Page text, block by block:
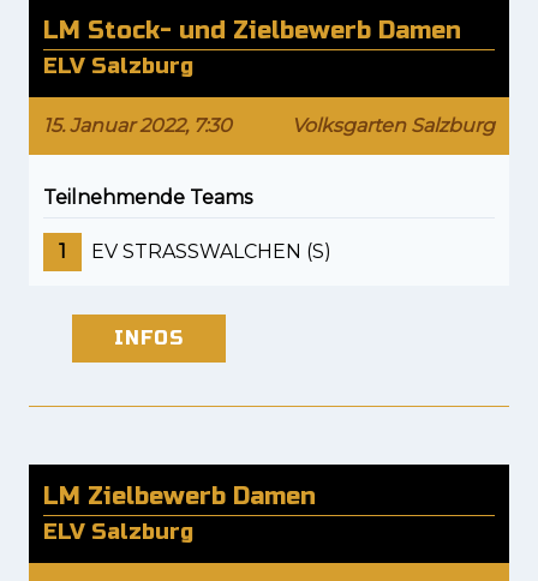
LM Stock- und Zielbewerb Damen
ELV Salzburg
15. Januar 2022, 7:30 Volksgarten Salzburg
Teilnehmende Teams
1 EV STRASSWALCHEN (S)
INFOS
LM Zielbewerb Damen
ELV Salzburg